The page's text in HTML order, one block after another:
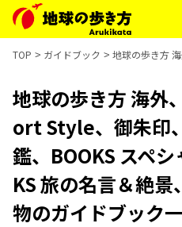
TOP ガイドブック 地球の歩き方
地球の歩き方 海外
ort Style、御朱印
鑑、BOOKS スペ
KS 旅の名言＆絶景
物のガイドブック